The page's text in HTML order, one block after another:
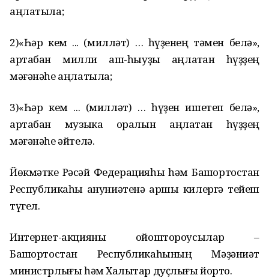
аңлатыла;
2)«Һәр кем ... (милләт) … һүҙенең тәмен белә»,
артабан милли аш-һыуҙы аңлатҡан һүҙҙең
мәғәнәһе аңлатыла;
3)«Һәр кем ... (милләт) … һүҙен ишетеп белә»,
артабан музыка ҡоралын аңлатҡан һүҙҙең
мәғәнәһе әйтелә.
Йөкмәтке Рәсәй Федерацияһы һәм Башҡортостан
Республикаһы ҡануниәтенә ҡаршы килергә тейеш
түгел.
Интернет-акцияны ойоштороусылар –
Башҡортостан Республикаһының Мәҙәниәт
министрлығы һәм Халыҡтар дуҫлығы йорто.